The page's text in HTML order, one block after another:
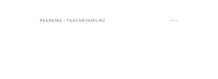
РЕКЛАМА • TKACHEVKMV.RU